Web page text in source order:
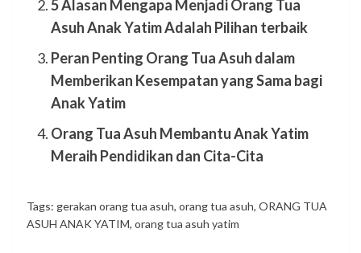
5 Alasan Mengapa Menjadi Orang Tua
Asuh Anak Yatim Adalah Pilihan terbaik
Peran Penting Orang Tua Asuh dalam
Memberikan Kesempatan yang Sama bagi
Anak Yatim
Orang Tua Asuh Membantu Anak Yatim
Meraih Pendidikan dan Cita-Cita
Tags: gerakan orang tua asuh, orang tua asuh, ORANG TUA
ASUH ANAK YATIM, orang tua asuh yatim